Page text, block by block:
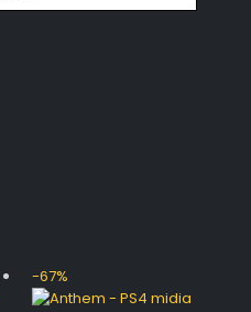
-67%